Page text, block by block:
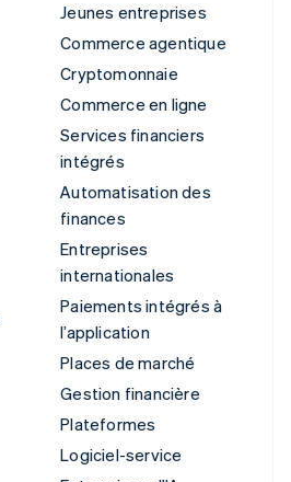
Jeunes entreprises
Commerce agentique
Cryptomonnaie
Commerce en ligne
Services financiers
intégrés
Automatisation des
finances
Entreprises
internationales
Paiements intégrés à
l’application
Places de marché
Gestion financière
Plateformes
Logiciel-service